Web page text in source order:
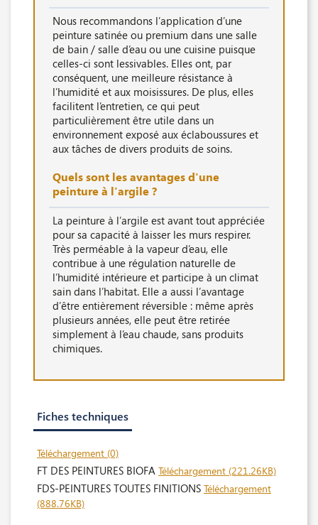
Nous recommandons l’application d’une
peinture satinée ou premium dans une salle
de bain / salle d’eau ou une cuisine puisque
celles-ci sont lessivables. Elles ont, par
conséquent, une meilleure résistance à
l’humidité et aux moisissures. De plus, elles
facilitent l’entretien, ce qui peut
particulièrement être utile dans un
environnement exposé aux éclaboussures et
aux tâches de divers produits de soins.
Quels sont les avantages d'une
peinture à l'argile ?
La peinture à l’argile est avant tout appréciée
pour sa capacité à laisser les murs respirer.
Très perméable à la vapeur d’eau, elle
contribue à une régulation naturelle de
l’humidité intérieure et participe à un climat
sain dans l’habitat. Elle a aussi l’avantage
d’être entièrement réversible : même après
plusieurs années, elle peut être retirée
simplement à l’eau chaude, sans produits
chimiques.
Fiches techniques
Téléchargement (0)
FT DES PEINTURES BIOFA Téléchargement (221.26KB)
FDS-PEINTURES TOUTES FINITIONS Téléchargement
(888.76KB)